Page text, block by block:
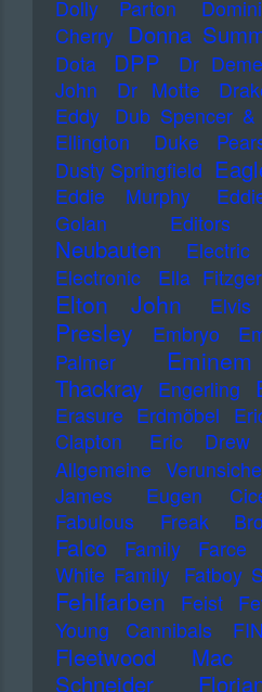
Dolly Parton
Cherry Donna
Dota
DPP Dr
John
Dr Motte
Eddy
Dub Spencer
Ellington
Duke
Dusty Springfield
Eddie Murphy
Golan
Editors
Neubauten
Electronic
Ella
Elton John
Presley
Embryo
Palmer
Eminem
Thackray
Engerling
Erasure Erdmöbel
Clapton
Eric Drew
Allgemeine
James
Eugen
Fabulous Freak
Falco Family Farce
White Family Fatboy
Fehlfarben Feist
Young Cannibals
Fleetwood Mac
Schneider